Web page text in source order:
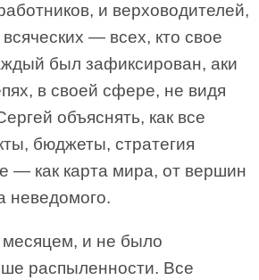
и верховодителей,
— всех, кто свое
был зафиксирован, аки
в своей сфере, не видя
объяснять, как все
бюджеты, стратегия
— как карта мира, от вершин
неведомого.
и не было
распыленности. Все